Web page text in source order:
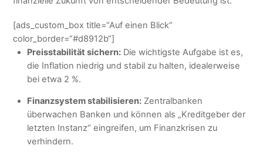
[ads_custom_box title=“Auf einen Blick“
color_border=“#d8912b“]
Preisstabilität sichern:Die wichtigste Aufgabe ist es,
die Inflation niedrig und stabil zu halten, idealerweise
bei etwa 2 %.
Finanzsystem stabilisieren:Zentralbanken
überwachen Banken und können als „Kreditgeber der
letzten Instanz“ eingreifen, um Finanzkrisen zu
verhindern.